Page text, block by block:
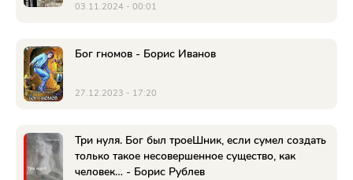
03.11.2024 - 00:01
Бог гномов - Борис Иванов
27.12.2023 - 17:20
Три нуля. Бог был троеШник, если сумел создать
только такое несовершенное существо, как
человек… - Борис Рублев